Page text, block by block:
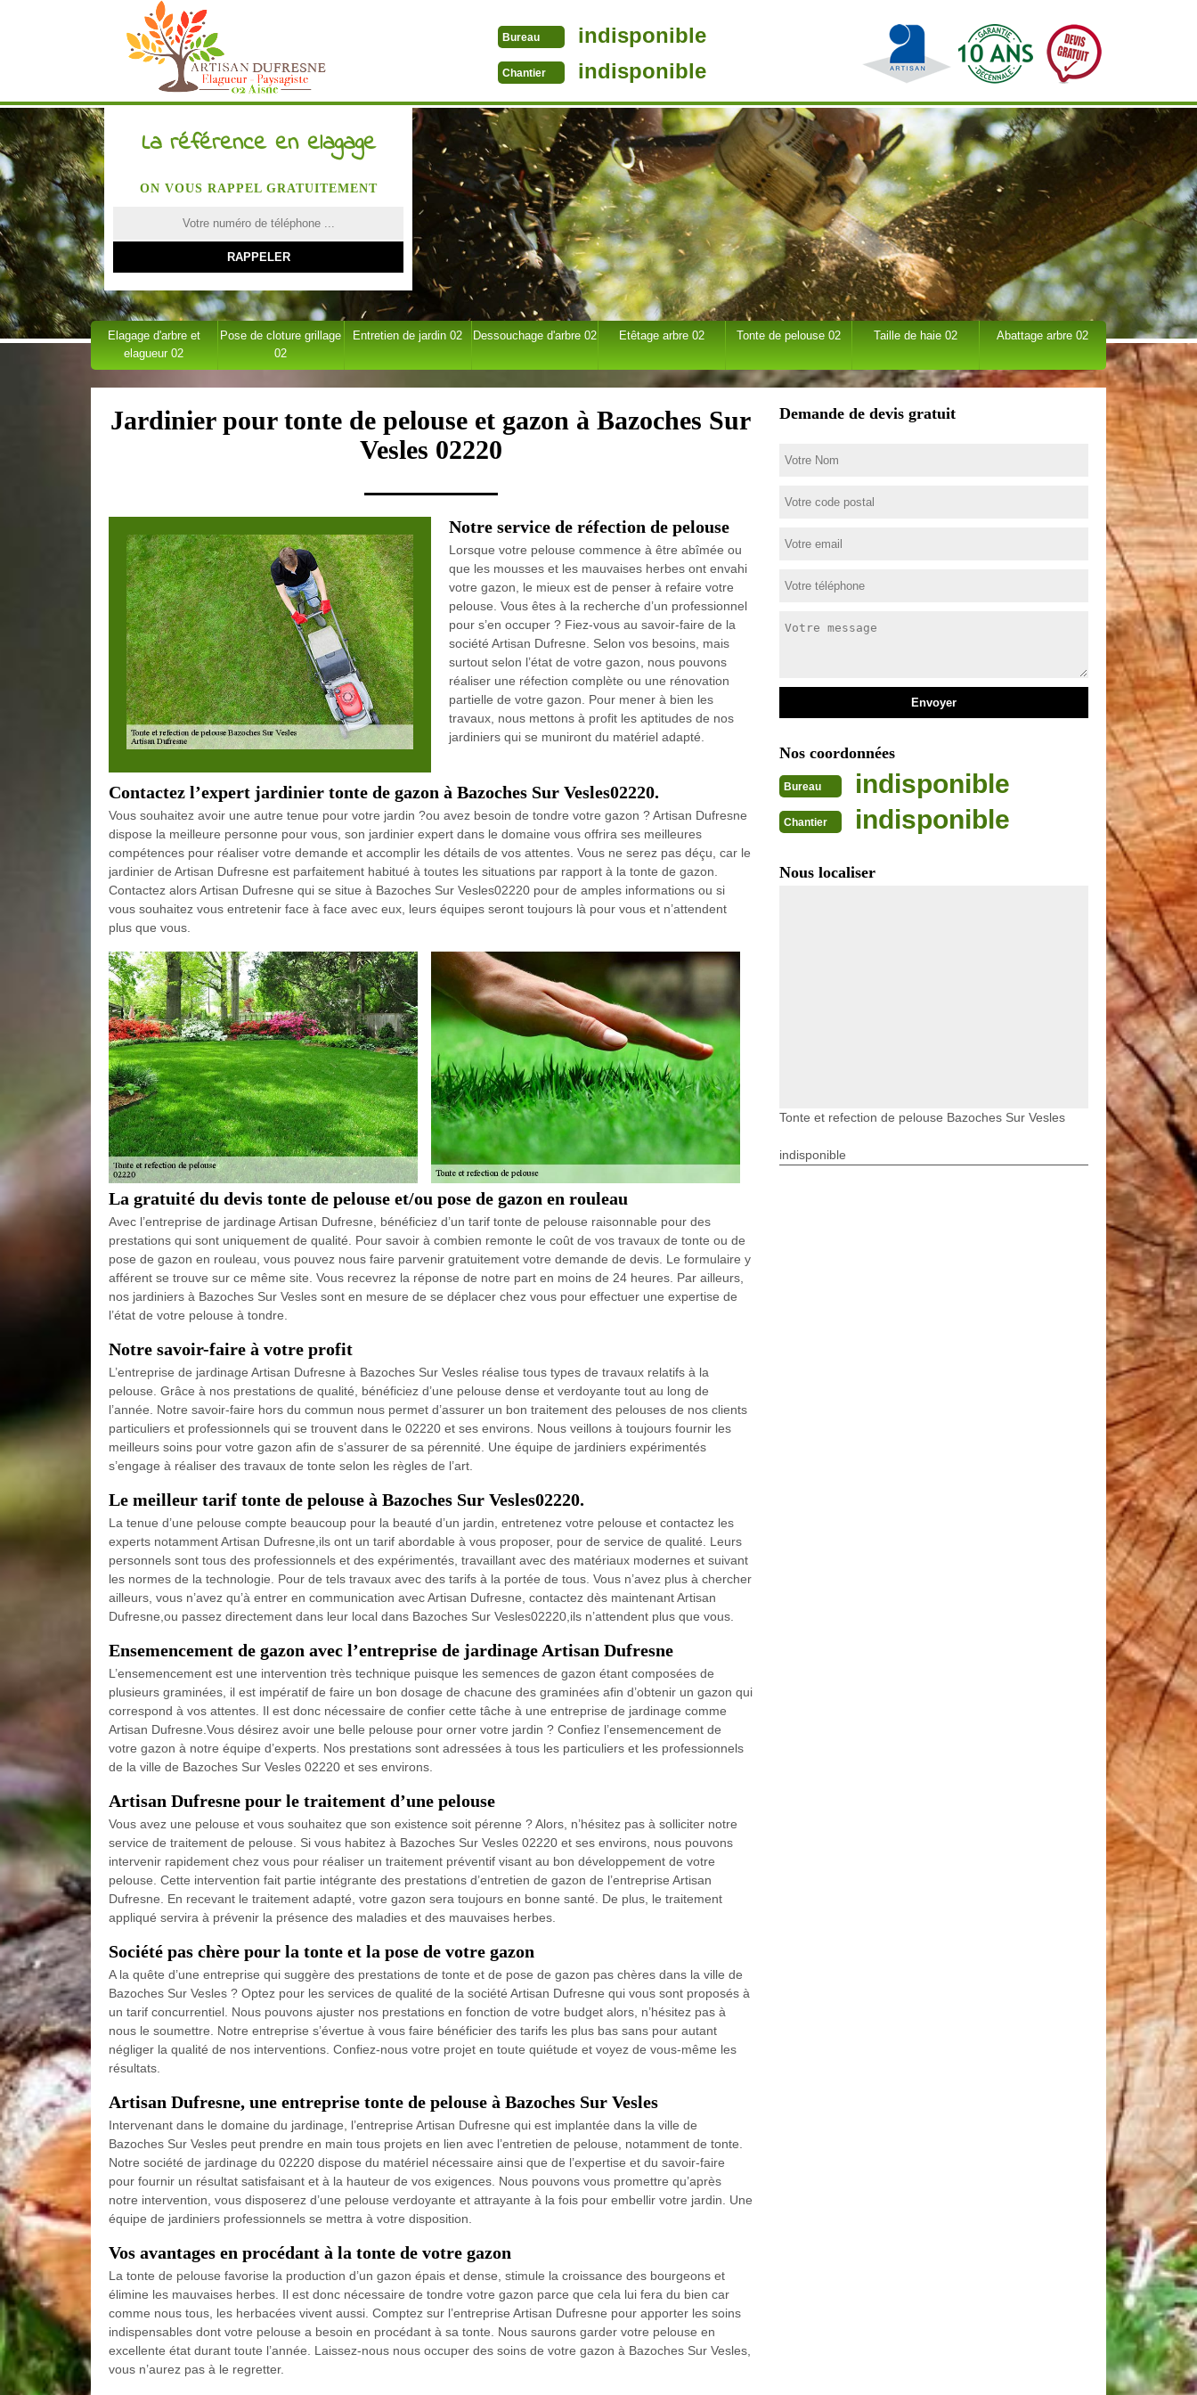
Bureau indisponible
Chantier indisponible
La référence en elagage
ON VOUS RAPPEL GRATUITEMENT
Elagage d'arbre et
elagueur 02
Pose de cloture grillage
02
Entretien de jardin 02 Dessouchage d'arbre 02 Etêtage arbre 02 Tonte de pelouse 02 Taille de haie 02 Abattage arbre 02
Jardinier pour tonte de pelouse et gazon à Bazoches Sur
Vesles 02220
Notre service de réfection de pelouse
Lorsque votre pelouse commence à être abîmée ou
que les mousses et les mauvaises herbes ont envahi
votre gazon, le mieux est de penser à refaire votre
pelouse. Vous êtes à la recherche d’un professionnel
pour s’en occuper ? Fiez-vous au savoir-faire de la
société Artisan Dufresne. Selon vos besoins, mais
surtout selon l’état de votre gazon, nous pouvons
réaliser une réfection complète ou une rénovation
partielle de votre gazon. Pour mener à bien les
travaux, nous mettons à profit les aptitudes de nos
jardiniers qui se muniront du matériel adapté.
Contactez l’expert jardinier tonte de gazon à Bazoches Sur Vesles02220.
Vous souhaitez avoir une autre tenue pour votre jardin ?ou avez besoin de tondre votre gazon ? Artisan Dufresne
dispose la meilleure personne pour vous, son jardinier expert dans le domaine vous offrira ses meilleures
compétences pour réaliser votre demande et accomplir les détails de vos attentes. Vous ne serez pas déçu, car le
jardinier de Artisan Dufresne est parfaitement habitué à toutes les situations par rapport à la tonte de gazon.
Contactez alors Artisan Dufresne qui se situe à Bazoches Sur Vesles02220 pour de amples informations ou si
vous souhaitez vous entretenir face à face avec eux, leurs équipes seront toujours là pour vous et n’attendent
plus que vous.
La gratuité du devis tonte de pelouse et/ou pose de gazon en rouleau
Avec l’entreprise de jardinage Artisan Dufresne, bénéficiez d’un tarif tonte de pelouse raisonnable pour des
prestations qui sont uniquement de qualité. Pour savoir à combien remonte le coût de vos travaux de tonte ou de
pose de gazon en rouleau, vous pouvez nous faire parvenir gratuitement votre demande de devis. Le formulaire y
afférent se trouve sur ce même site. Vous recevrez la réponse de notre part en moins de 24 heures. Par ailleurs,
nos jardiniers à Bazoches Sur Vesles sont en mesure de se déplacer chez vous pour effectuer une expertise de
l’état de votre pelouse à tondre.
Notre savoir-faire à votre profit
L’entreprise de jardinage Artisan Dufresne à Bazoches Sur Vesles réalise tous types de travaux relatifs à la
pelouse. Grâce à nos prestations de qualité, bénéficiez d’une pelouse dense et verdoyante tout au long de
l’année. Notre savoir-faire hors du commun nous permet d’assurer un bon traitement des pelouses de nos clients
particuliers et professionnels qui se trouvent dans le 02220 et ses environs. Nous veillons à toujours fournir les
meilleurs soins pour votre gazon afin de s’assurer de sa pérennité. Une équipe de jardiniers expérimentés
s’engage à réaliser des travaux de tonte selon les règles de l’art.
Le meilleur tarif tonte de pelouse à Bazoches Sur Vesles02220.
La tenue d’une pelouse compte beaucoup pour la beauté d’un jardin, entretenez votre pelouse et contactez les
experts notamment Artisan Dufresne,ils ont un tarif abordable à vous proposer, pour de service de qualité. Leurs
personnels sont tous des professionnels et des expérimentés, travaillant avec des matériaux modernes et suivant
les normes de la technologie. Pour de tels travaux avec des tarifs à la portée de tous. Vous n’avez plus à chercher
ailleurs, vous n’avez qu’à entrer en communication avec Artisan Dufresne, contactez dès maintenant Artisan
Dufresne,ou passez directement dans leur local dans Bazoches Sur Vesles02220,ils n’attendent plus que vous.
Ensemencement de gazon avec l’entreprise de jardinage Artisan Dufresne
L’ensemencement est une intervention très technique puisque les semences de gazon étant composées de
plusieurs graminées, il est impératif de faire un bon dosage de chacune des graminées afin d’obtenir un gazon qui
correspond à vos attentes. Il est donc nécessaire de confier cette tâche à une entreprise de jardinage comme
Artisan Dufresne.Vous désirez avoir une belle pelouse pour orner votre jardin ? Confiez l’ensemencement de
votre gazon à notre équipe d’experts. Nos prestations sont adressées à tous les particuliers et les professionnels
de la ville de Bazoches Sur Vesles 02220 et ses environs.
Artisan Dufresne pour le traitement d’une pelouse
Vous avez une pelouse et vous souhaitez que son existence soit pérenne ? Alors, n’hésitez pas à solliciter notre
service de traitement de pelouse. Si vous habitez à Bazoches Sur Vesles 02220 et ses environs, nous pouvons
intervenir rapidement chez vous pour réaliser un traitement préventif visant au bon développement de votre
pelouse. Cette intervention fait partie intégrante des prestations d’entretien de gazon de l’entreprise Artisan
Dufresne. En recevant le traitement adapté, votre gazon sera toujours en bonne santé. De plus, le traitement
appliqué servira à prévenir la présence des maladies et des mauvaises herbes.
Société pas chère pour la tonte et la pose de votre gazon
A la quête d’une entreprise qui suggère des prestations de tonte et de pose de gazon pas chères dans la ville de
Bazoches Sur Vesles ? Optez pour les services de qualité de la société Artisan Dufresne qui vous sont proposés à
un tarif concurrentiel. Nous pouvons ajuster nos prestations en fonction de votre budget alors, n’hésitez pas à
nous le soumettre. Notre entreprise s’évertue à vous faire bénéficier des tarifs les plus bas sans pour autant
négliger la qualité de nos interventions. Confiez-nous votre projet en toute quiétude et voyez de vous-même les
résultats.
Artisan Dufresne, une entreprise tonte de pelouse à Bazoches Sur Vesles
Intervenant dans le domaine du jardinage, l’entreprise Artisan Dufresne qui est implantée dans la ville de
Bazoches Sur Vesles peut prendre en main tous projets en lien avec l’entretien de pelouse, notamment de tonte.
Notre société de jardinage du 02220 dispose du matériel nécessaire ainsi que de l’expertise et du savoir-faire
pour fournir un résultat satisfaisant et à la hauteur de vos exigences. Nous pouvons vous promettre qu’après
notre intervention, vous disposerez d’une pelouse verdoyante et attrayante à la fois pour embellir votre jardin. Une
équipe de jardiniers professionnels se mettra à votre disposition.
Vos avantages en procédant à la tonte de votre gazon
La tonte de pelouse favorise la production d’un gazon épais et dense, stimule la croissance des bourgeons et
élimine les mauvaises herbes. Il est donc nécessaire de tondre votre gazon parce que cela lui fera du bien car
comme nous tous, les herbacées vivent aussi. Comptez sur l’entreprise Artisan Dufresne pour apporter les soins
indispensables dont votre pelouse a besoin en procédant à sa tonte. Nous saurons garder votre pelouse en
excellente état durant toute l’année. Laissez-nous nous occuper des soins de votre gazon à Bazoches Sur Vesles,
vous n’aurez pas à le regretter.
Demande de devis gratuit
Nos coordonnées
Bureau indisponible
Chantier indisponible
Nous localiser
Tonte et refection de pelouse Bazoches Sur Vesles
indisponible